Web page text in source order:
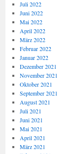
Juli 2022
Juni 2022
Mai 2022
April 2022
März 2022
Februar 2022
Januar 2022
Dezember 2021
November 2021
Oktober 2021
September 2021
August 2021
Juli 2021
Juni 2021
Mai 2021
April 2021
März 2021